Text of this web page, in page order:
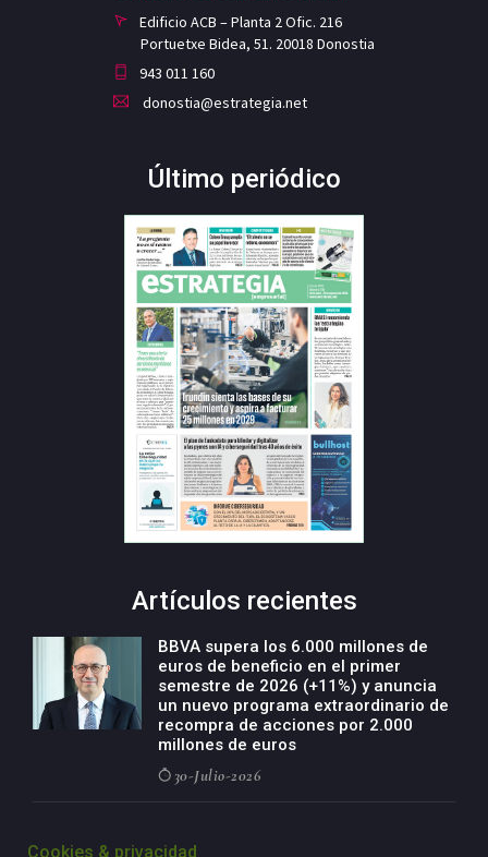
Edificio ACB – Planta 2 Ofic. 216
Portuetxe Bidea, 51. 20018 Donostia
943 011 160
donostia@estrategia.net
Último periódico
Artículos recientes
BBVA supera los 6.000 millones de
euros de beneficio en el primer
semestre de 2026 (+11%) y anuncia
un nuevo programa extraordinario de
recompra de acciones por 2.000
millones de euros
30-Julio-2026
negocio agro con un modelo global
Cookies & privacidad